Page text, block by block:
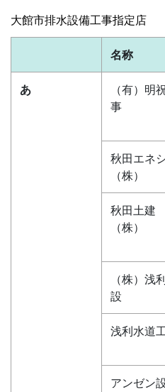
大館市排水設備工事指定店
名称
あ
（有）明
事
秋田エネ
（株）
秋田土建
（株）
（株）浅
設
浅利水道
アンゼン